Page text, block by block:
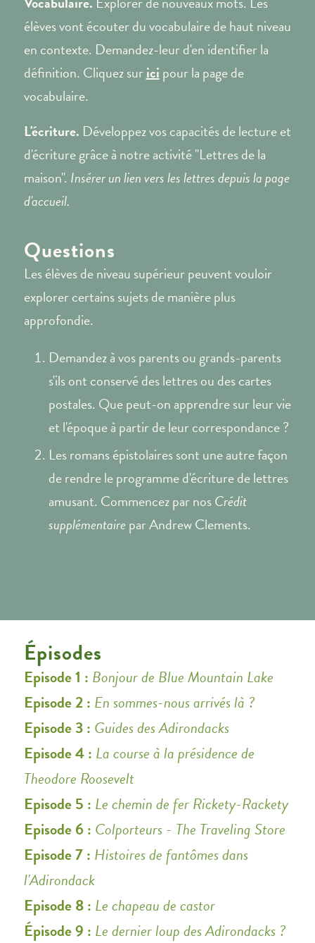
élèves vont écouter du vocabulaire de haut niveau
en contexte. Demandez-leur d'en identifier la
définition. Cliquez surici pour la page de
vocabulaire.
L'écriture. Développez vos capacités de lecture et
d'écriture grâce à notre activité "Lettres de la
maison". Insérer un lien vers les lettres depuis la page
d'accueil.
Questions
Les élèves de niveau supérieur peuvent vouloir
explorer certains sujets de manière plus
approfondie.
Demandez à vos parents ou grands-parents
s'ils ont conservé des lettres ou des cartes
postales. Que peut-on apprendre sur leur vie
et l'époque à partir de leur correspondance ?
Les romans épistolaires sont une autre façon
de rendre le programme d'écriture de lettres
amusant. Commencez par nosCrédit
supplémentairepar Andrew Clements.
Épisodes
Episode 1 : Bonjour de Blue Mountain Lake
Episode 2 : En sommes-nous arrivés là ?
Episode 3 : Guides des Adirondacks
Episode 4 : La course à la présidence de
Theodore Roosevelt
Episode 5 : Le chemin de fer Rickety-Rackety
Episode 6 : Colporteurs - The Traveling Store
Episode 7 : Histoires de fantômes dans
l'Adirondack
Episode 8 : Le chapeau de castor
Épisode 9 : Le dernier loup des Adirondacks ?